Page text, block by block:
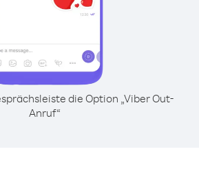
die Option „Viber Out-
Anruf“